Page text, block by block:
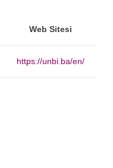
Web Sitesi
https://unbi.ba/en/